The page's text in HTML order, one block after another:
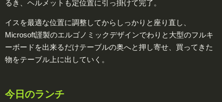
るき、ヘルメットも定位置に引っ掛けて完了。
イスを最適な位置に調整してからしっかりと座り直し、
Microsoft謹製のエルゴノミックデザインでわりと大型のフルキ
ーボードを出来るだけテーブルの奥へと押し寄せ、買ってきた
物をテーブル上に出していく。
今日のランチ